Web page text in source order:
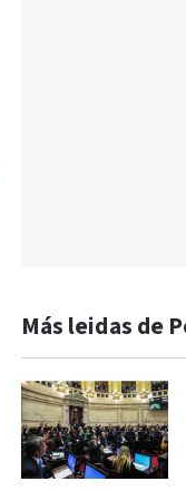
Más leidas de